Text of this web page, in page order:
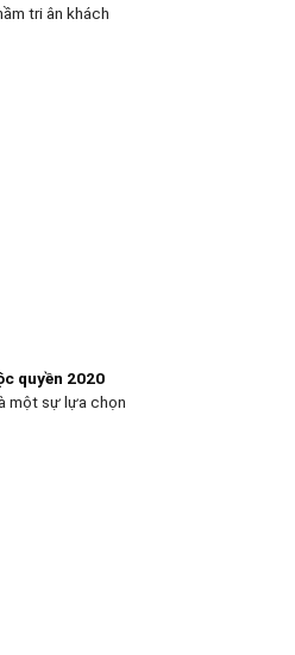
tri ân khách
quyền 2020
một sự lựa chọn